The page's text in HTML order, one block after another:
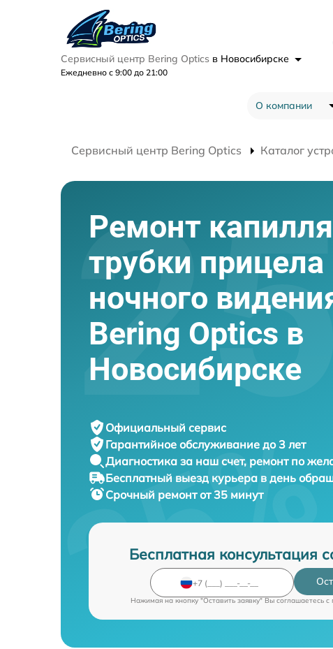
Сервисный центр Bering Optics в Новосибирске
Ежедневно с 9:00 до 21:00
О компании
Сервисный центр Bering Optics Каталог
Ремонт
трубки прицела
ночного
Bering Optics в
Новосибирске
Официальный сервис
Гарантийное обслуживание до 3 лет
Диагностика за наш счет, ремонт по
Бесплатный выезд курьера в день
Срочный ремонтот 35 минут
Бесплатная консультация
Нажимая на кнопку "Оставить заявку" Вы соглашаетесь c